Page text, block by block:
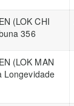
(LOK CHI
356
(LOK MAN
Longevidade